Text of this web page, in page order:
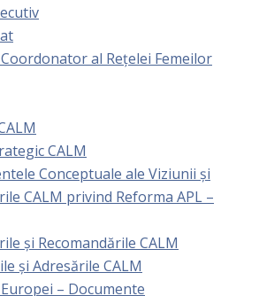
al Rețelei Femeilor
CALM
Conceptuale ale Viziunii și
CALM privind Reforma APL –
și Recomandările CALM
și Adresările CALM
– Documente